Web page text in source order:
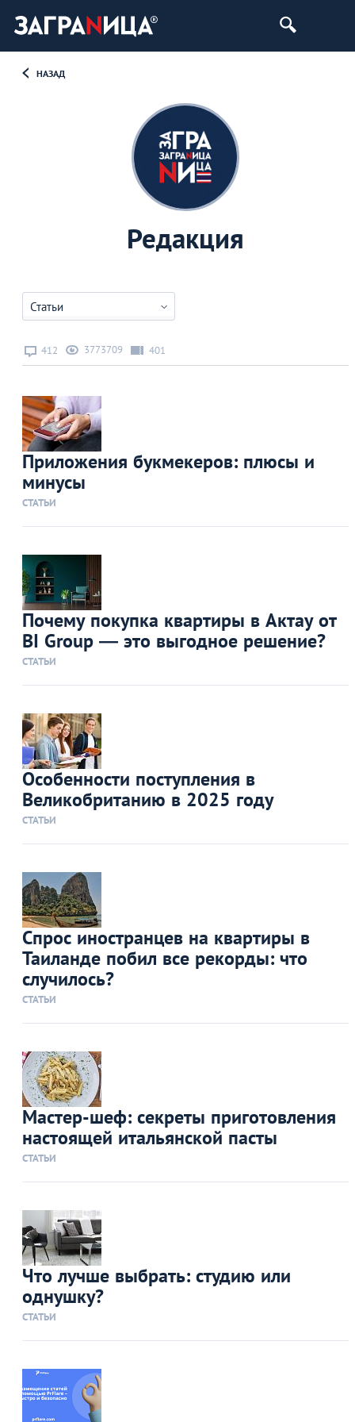
НАЗАД
Редакция
Статьи
412 3773709 401
Приложения букмекеров: плюсы и
минусы
СТАТЬИ
Почему покупка квартиры в Актау от
BI Group — это выгодное решение?
СТАТЬИ
Особенности поступления в
Великобританию в 2025 году
СТАТЬИ
Спрос иностранцев на квартиры в
Таиланде побил все рекорды: что
случилось?
СТАТЬИ
Мастер-шеф: секреты приготовления
настоящей итальянской пасты
СТАТЬИ
Что лучше выбрать: студию или
однушку?
СТАТЬИ